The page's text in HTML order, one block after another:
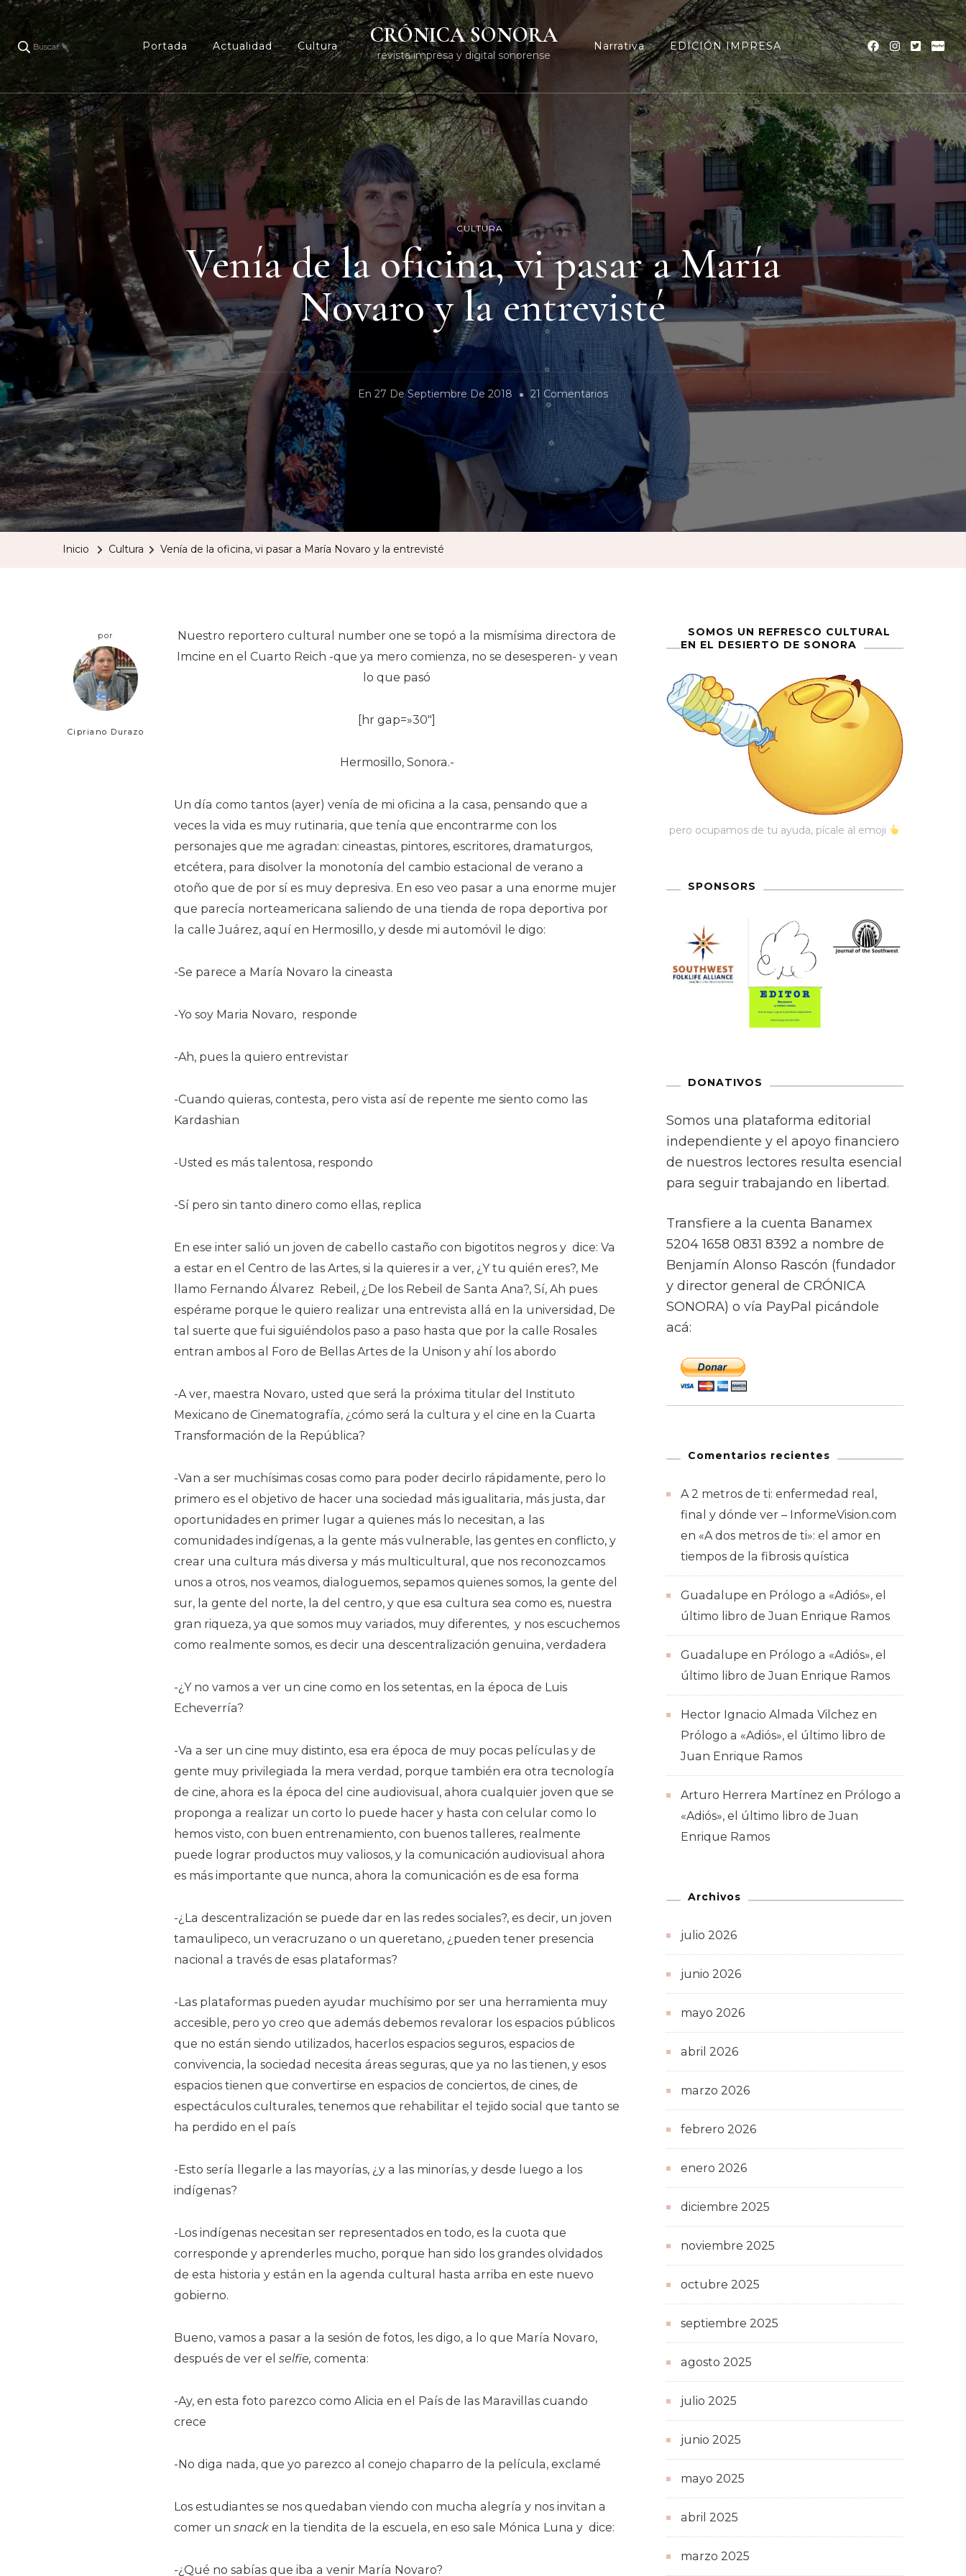
Buscar Portada Actualidad Cultura CRÓNICA SONORA
revista impresa y digital sonorense
Narrativa EDICIÓN IMPRESA
CULTURA
Venía de la oficina, vi pasar a María
Novaro y la entrevisté
En 27 De Septiembre De 2018 21 ComentariosEn
Venía
De
La
Oficina,
Vi
Pasar
Entrevisté
Inicio Cultura Venía de la oficina, vi pasar a María Novaro y la entrevisté
por
Cipriano Durazo
Nuestro reportero cultural number one se topó a la mismísima directora de
Imcine en el Cuarto Reich -que ya mero comienza, no se desesperen- y vean
lo que pasó
[hr gap=»30″]
Hermosillo, Sonora.-
Un día como tantos (ayer) venía de mi oficina a la casa, pensando que a
veces la vida es muy rutinaria, que tenía que encontrarme con los
personajes que me agradan: cineastas, pintores, escritores, dramaturgos,
etcétera, para disolver la monotonía del cambio estacional de verano a
otoño que de por sí es muy depresiva. En eso veo pasar a una enorme mujer
que parecía norteamericana saliendo de una tienda de ropa deportiva por
la calle Juárez, aquí en Hermosillo, y desde mi automóvil le digo:
-Se parece a María Novaro la cineasta
-Yo soy Maria Novaro, responde
-Ah, pues la quiero entrevistar
-Cuando quieras, contesta, pero vista así de repente me siento como las
Kardashian
-Usted es más talentosa, respondo
-Sí pero sin tanto dinero como ellas, replica
En ese inter salió un joven de cabello castaño con bigotitos negros y dice: Va
a estar en el Centro de las Artes, si la quieres ir a ver, ¿Y tu quién eres?, Me
llamo Fernando Álvarez Rebeil, ¿De los Rebeil de Santa Ana?, Sí, Ah pues
espérame porque le quiero realizar una entrevista allá en la universidad, De
tal suerte que fui siguiéndolos paso a paso hasta que por la calle Rosales
entran ambos al Foro de Bellas Artes de la Unison y ahí los abordo
-A ver, maestra Novaro, usted que será la próxima titular del Instituto
Mexicano de Cinematografía, ¿cómo será la cultura y el cine en la Cuarta
Transformación de la República?
-Van a ser muchísimas cosas como para poder decirlo rápidamente, pero lo
primero es el objetivo de hacer una sociedad más igualitaria, más justa, dar
oportunidades en primer lugar a quienes más lo necesitan, a las
comunidades indígenas, a la gente más vulnerable, las gentes en conflicto, y
crear una cultura más diversa y más multicultural, que nos reconozcamos
unos a otros, nos veamos, dialoguemos, sepamos quienes somos, la gente del
sur, la gente del norte, la del centro, y que esa cultura sea como es, nuestra
gran riqueza, ya que somos muy variados, muy diferentes, y nos escuchemos
como realmente somos, es decir una descentralización genuina, verdadera
-¿Y no vamos a ver un cine como en los setentas, en la época de Luis
Echeverría?
-Va a ser un cine muy distinto, esa era época de muy pocas películas y de
gente muy privilegiada la mera verdad, porque también era otra tecnología
de cine, ahora es la época del cine audiovisual, ahora cualquier joven que se
proponga a realizar un corto lo puede hacer y hasta con celular como lo
hemos visto, con buen entrenamiento, con buenos talleres, realmente
puede lograr productos muy valiosos, y la comunicación audiovisual ahora
es más importante que nunca, ahora la comunicación es de esa forma
-¿La descentralización se puede dar en las redes sociales?, es decir, un joven
tamaulipeco, un veracruzano o un queretano, ¿pueden tener presencia
nacional a través de esas plataformas?
-Las plataformas pueden ayudar muchísimo por ser una herramienta muy
accesible, pero yo creo que además debemos revalorar los espacios públicos
que no están siendo utilizados, hacerlos espacios seguros, espacios de
convivencia, la sociedad necesita áreas seguras, que ya no las tienen, y esos
espacios tienen que convertirse en espacios de conciertos, de cines, de
espectáculos culturales, tenemos que rehabilitar el tejido social que tanto se
ha perdido en el país
-Esto sería llegarle a las mayorías, ¿y a las minorías, y desde luego a los
indígenas?
-Los indígenas necesitan ser representados en todo, es la cuota que
corresponde y aprenderles mucho, porque han sido los grandes olvidados
de esta historia y están en la agenda cultural hasta arriba en este nuevo
gobierno.
Bueno, vamos a pasar a la sesión de fotos, les digo, a lo que María Novaro,
después de ver el selfie, comenta:
-Ay, en esta foto parezco como Alicia en el País de las Maravillas cuando
crece
-No diga nada, que yo parezco al conejo chaparro de la película, exclamé
Los estudiantes se nos quedaban viendo con mucha alegría y nos invitan a
comer un snack en la tiendita de la escuela, en eso sale Mónica Luna y dice:
-¿Qué no sabías que iba a venir María Novaro?
SOMOS UN REFRESCO CULTURAL
EN EL DESIERTO DE SONORA
pero ocupamos de tu ayuda, pícale al emoji
SPONSORS
DONATIVOS
Somos una plataforma editorial
independiente y el apoyo financiero
de nuestros lectores resulta esencial
para seguir trabajando en libertad.
Transfiere a la cuenta Banamex
5204 1658 0831 8392 a nombre de
Benjamín Alonso Rascón (fundador
y director general de CRÓNICA
SONORA) o vía PayPal picándole
acá:
Comentarios recientes
A 2 metros de ti: enfermedad real,
final y dónde ver – InformeVision.com
en «A dos metros de ti»: el amor en
tiempos de la fibrosis quística
Guadalupe en Prólogo a «Adiós», el
último libro de Juan Enrique Ramos
Guadalupe en Prólogo a «Adiós», el
último libro de Juan Enrique Ramos
Hector Ignacio Almada Vilchez en
Prólogo a «Adiós», el último libro de
Juan Enrique Ramos
Arturo Herrera Martínez en Prólogo a
«Adiós», el último libro de Juan
Enrique Ramos
Archivos
julio 2026
junio 2026
mayo 2026
abril 2026
marzo 2026
febrero 2026
enero 2026
diciembre 2025
noviembre 2025
octubre 2025
septiembre 2025
agosto 2025
julio 2025
junio 2025
mayo 2025
abril 2025
marzo 2025